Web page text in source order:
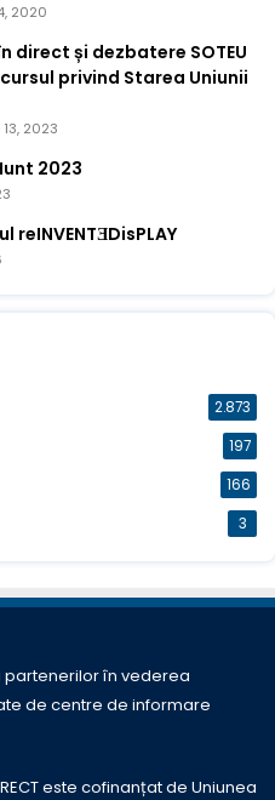
2020
direct și dezbatere SOTEU
privind Starea Uniunii
2023
2023
reINVENTƎDisPLAY
2.873
197
166
3
în vederea
de centre de informare
este cofinanțat de Uniunea